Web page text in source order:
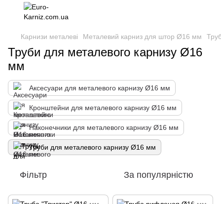
Карнизи металеві Металевий карниз для штор Ø16 мм
Труби для металевого карнизу Ø16
мм
Аксесуари для металевого карнизу Ø16 мм
Кронштейни для металевого карнизу Ø16 мм
Наконечники для металевого карнизу Ø16 мм
Труби для металевого карнизу Ø16 мм
Фільтр За популярністю